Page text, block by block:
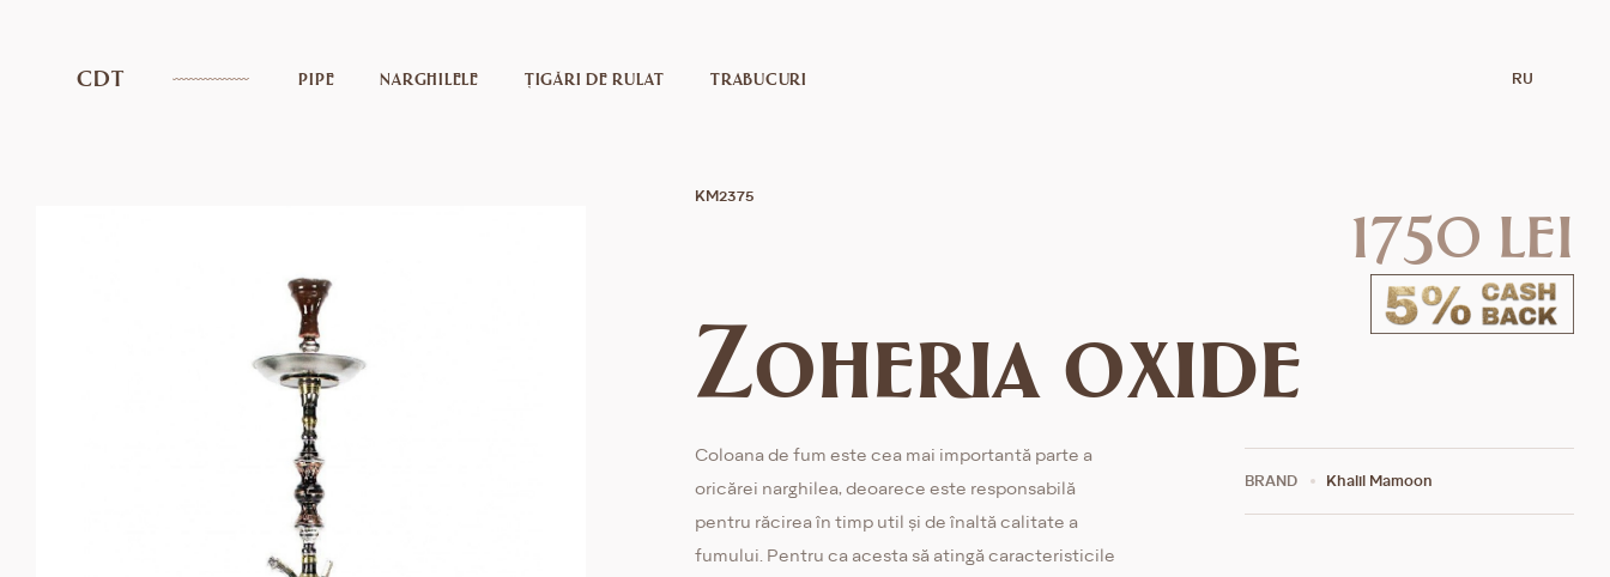
CDT PIPE NARGHILELE ȚIGĂRI DE RULAT TRABUCURI RU
KM2375
Zoheria oxide
1750 lei
Coloana de fum este cea mai importantă parte a
oricărei narghilea, deoarece este responsabilă
pentru răcirea în timp util și de înaltă calitate a
fumului. Pentru ca acesta să atingă caracteristicile
BRAND Khalil Mamoon